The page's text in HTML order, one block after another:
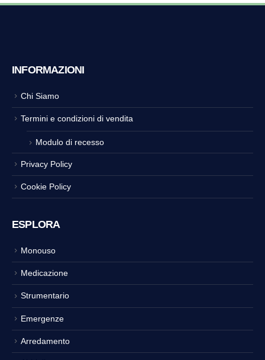
INFORMAZIONI
Chi Siamo
Termini e condizioni di vendita
Modulo di recesso
Privacy Policy
Cookie Policy
ESPLORA
Monouso
Medicazione
Strumentario
Emergenze
Arredamento